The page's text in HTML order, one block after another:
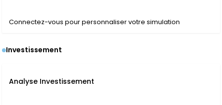
Connectez-vous pour personnaliser votre simulation
Investissement
Analyse Investissement